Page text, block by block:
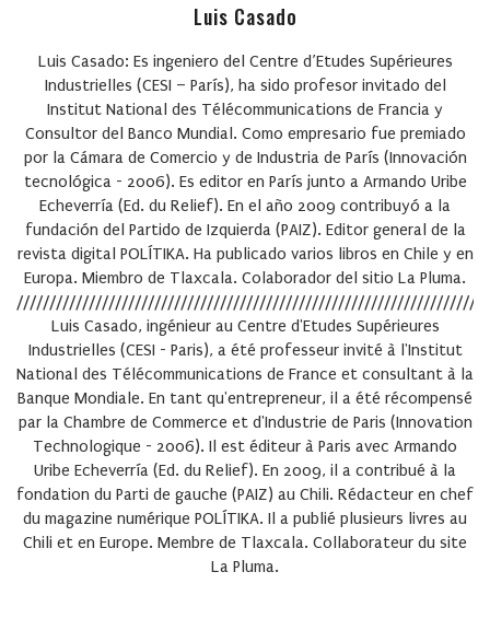
Luis Casado
Luis Casado: Es ingeniero del Centre d’Etudes Supérieures
Industrielles (CESI – París), ha sido profesor invitado del
Institut National des Télécommunications de Francia y
Consultor del Banco Mundial. Como empresario fue premiado
por la Cámara de Comercio y de Industria de París (Innovación
tecnológica - 2006). Es editor en París junto a Armando Uribe
Echeverría (Ed. du Relief). En el año 2009 contribuyó a la
fundación del Partido de Izquierda (PAIZ). Editor general de la
revista digital POLÍTIKA. Ha publicado varios libros en Chile y en
Europa. Miembro de Tlaxcala. Colaborador del sitio La Pluma.
Luis Casado, ingénieur au Centre d'Etudes Supérieures
Industrielles (CESI - Paris), a été professeur invité à l'Institut
National des Télécommunications de France et consultant à la
Banque Mondiale. En tant qu'entrepreneur, il a été récompensé
par la Chambre de Commerce et d'Industrie de Paris (Innovation
Technologique - 2006). Il est éditeur à Paris avec Armando
Uribe Echeverría (Ed. du Relief). En 2009, il a contribué à la
fondation du Parti de gauche (PAIZ) au Chili. Rédacteur en chef
du magazine numérique POLÍTIKA. Il a publié plusieurs livres au
Chili et en Europe. Membre de Tlaxcala. Collaborateur du site
La Pluma.